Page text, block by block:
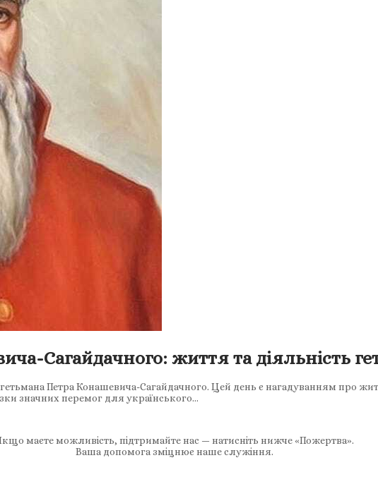
Сагайдачного: життя та діяльність
гетьмана Петра Конашевича-Сагайдачного. Цей день є нагадуванням про
значних перемог для українського…
маєте можливість, підтримайте нас — натисніть нижче «Пожертва».
Ваша допомога зміцнює наше служіння.